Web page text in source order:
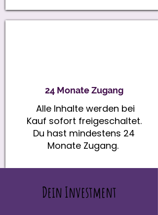
24 Monate Zugang
Alle Inhalte werden bei
Kauf sofort freigeschaltet.
Du hast mindestens 24
Monate Zugang.
Dein Investment